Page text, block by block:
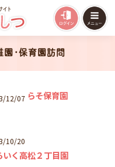
ト
園・保育園訪問
12/07 らそ保育園
10/20
いく高松２丁目園